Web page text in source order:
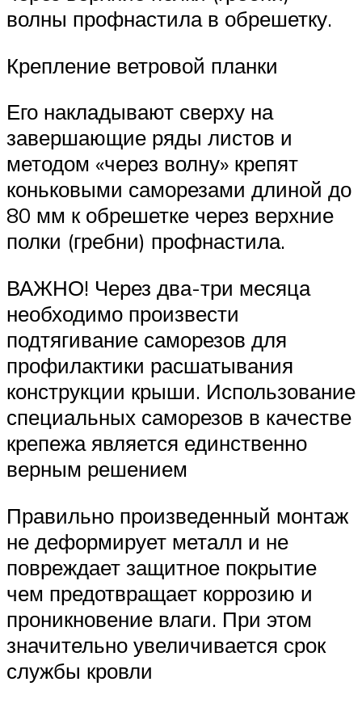
волны профнастила в обрешетку.
Крепление ветровой планки
Его накладывают сверху на
завершающие ряды листов и
методом «через волну» крепят
коньковыми саморезами длиной до
80 мм к обрешетке через верхние
полки (гребни) профнастила.
ВАЖНО! Через два-три месяца
необходимо произвести
подтягивание саморезов для
профилактики расшатывания
конструкции крыши. Использование
специальных саморезов в качестве
крепежа является единственно
верным решением
Правильно произведенный монтаж
не деформирует металл и не
повреждает защитное покрытие
чем предотвращает коррозию и
проникновение влаги. При этом
значительно увеличивается срок
службы кровли